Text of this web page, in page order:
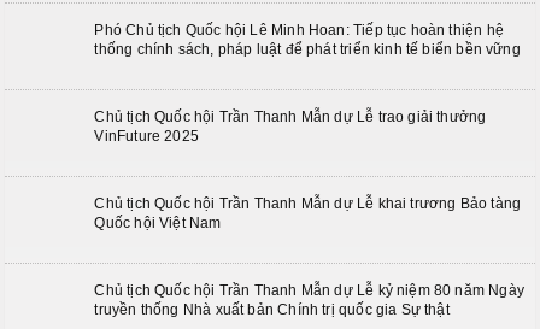
Phó Chủ tịch Quốc hội Lê Minh Hoan: Tiếp tục hoàn thiện hệ
thống chính sách, pháp luật để phát triển kinh tế biển bền vững
Chủ tịch Quốc hội Trần Thanh Mẫn dự Lễ trao giải thưởng
VinFuture 2025
Chủ tịch Quốc hội Trần Thanh Mẫn dự Lễ khai trương Bảo tàng
Quốc hội Việt Nam
Chủ tịch Quốc hội Trần Thanh Mẫn dự Lễ kỷ niệm 80 năm Ngày
truyền thống Nhà xuất bản Chính trị quốc gia Sự thật